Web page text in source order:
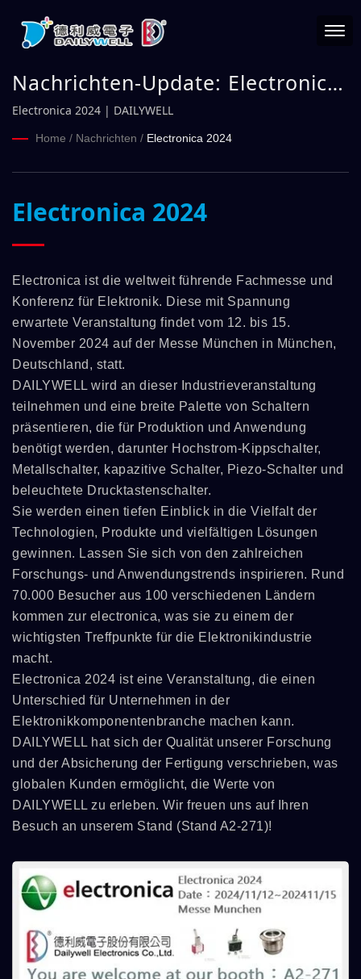
Nachrichten-Update: Electronica
2024 | DAILYWELL
Electronica 2024 | DAILYWELL
Home / Nachrichten / Electronica 2024
Electronica 2024
Electronica ist die weltweit führende Fachmesse und
Konferenz für Elektronik. Diese mit Spannung
erwartete Veranstaltung findet vom 12. bis 15.
November 2024 auf der Messe München in München,
Deutschland, statt.
DAILYWELL wird an dieser Industrieveranstaltung
teilnehmen und eine breite Palette von Schaltern
präsentieren, die für Produktion und Anwendung
benötigt werden, darunter Hochstrom-Kippschalter,
Metallschalter, kapazitive Schalter, Piezo-Schalter und
beleuchtete Drucktastenschalter.
Sie werden einen tiefen Einblick in die Vielfalt der
Technologien, Produkte und vielfältigen Lösungen
gewinnen. Lassen Sie sich von den zahlreichen
Forschungs- und Anwendungstrends inspirieren. Rund
70.000 Besucher aus 100 verschiedenen Ländern
kommen zur electronica, was sie zu einem der
wichtigsten Treffpunkte für die Elektronikindustrie
macht.
Electronica 2024 ist eine Veranstaltung, die einen
Unterschied für Unternehmen in der
Elektronikkomponentenbranche machen kann.
DAILYWELL hat sich der Qualität unserer Forschung
und der Absicherung der Fertigung verschrieben, was
globalen Kunden ermöglicht, die Werte von
DAILYWELL zu erleben. Wir freuen uns auf Ihren
Besuch an unserem Stand (Stand A2-271)!